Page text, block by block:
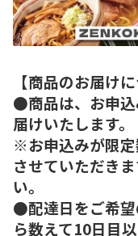
【商品のお届けに
●商品は、お申
届けいたします。
※お申込みが限
させていただき
い。
●配達日をご希
ら数えて10日目